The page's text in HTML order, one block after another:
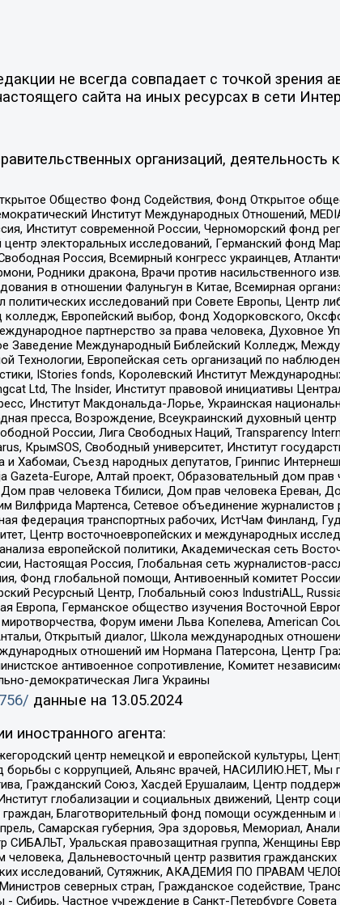
не всегда совпадает с точкой зрения
сайта на иных ресурсах в сети
организаций, деятельность
Общество Фонд Содействия, Фонд Открытое
Институт Международных Отношений, MEDIA
Институт современной России, Черноморский фонд
электоральных исследований, Германский фонд
Россия, Всемирный конгресс украинцев,
Родники дракона, Врачи против насильственного
в отношении Фалуньгун в Китае, Всемирная
исследований при Совете Европы, Центр
Европейский выбор, Фонд Ходорковского,
партнерство за права человека, Духовное
Заведение Международный Библейский Колледж,
Технологии, Европейская сеть организаций по
IStories fonds, Королевский Институт
Ltd, The Insider, Институт правовой инициативы
Институт Макдональда-Лорье, Украинская
пресса, Возрождение, Всеукраинский духовный
России, Лига Свободных Наций, Transparеncy
КрымSOS, Свободный университет, Институт
Хабомаи, Съезд народных депутатов, Гринпис
Gazeta-Europe, Алтай проект, Образовательный дом
прав человека Тбилиси, Дом прав человека Ереван,
Вилфрида Мартенса, Сетевое объединение
федерация транспортных рабочих, ИстЧам Финланд,
Центр восточноевропейских и международных
европейской политики, Академическая сеть
Настоящая Россия, Глобальная сеть журналистов-
Фонд глобальной помощи, Антивоенный комитет
Ресурсный Центр, Глобальный союз IndustriALL,
Европа, Германское общество изучения Восточной
Форум имени Льва Копелева, American
Открытый диалог, Школа международных
отношений им Нормана Патерсона, Центр
антивоенное сопротивление, Комитет
демократическая Лига Украины
данные на 13.05.2024
агента:
центр немецкой и европейской культуры,
борьбы с коррупцией, Альянс врачей, НАСИЛИЮ.НЕТ, Мы
Гражданский Союз, Хасдей Ерушалаим, Центр
глобализации и социальных движений, Центр
Благотворительный фонд помощи осужденным и
Самарская губерния, Эра здоровья, Мемориал,
Уральская правозащитная группа, Женщины
Дальневосточный центр развития
исследований, Сутяжник, АКАДЕМИЯ ПО ПРАВАМ
северных стран, Гражданское содействие,
Сибирь, Частное учреждение в Санкт-Петербурге